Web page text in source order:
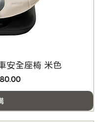
安全座椅 米色